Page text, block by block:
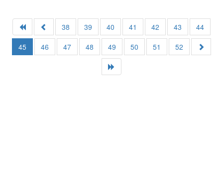
38 39 40 41 42 43
44
45
46 47 48 49 50 51 52